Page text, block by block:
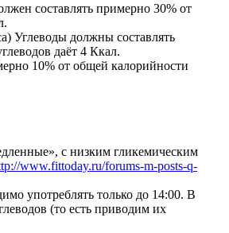
составлять примерно 30% от
Углеводы должны составлять
даёт 4 Ккал.
10% от общей калорийности
с низким гликемическим
www.fittoday.ru/forums-m-posts-q-
употреблять только до 14:00. В
(то есть приводим их